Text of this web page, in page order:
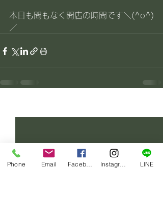
本日も間もなく開店の時間です＼(^o^)
／
Phone Email LINE